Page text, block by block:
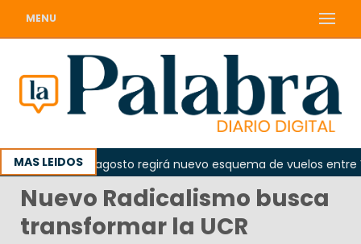
MENU
MAS LEIDOS
el 10 de agosto regirá nuevo esquema de vuelos entre
Nuevo Radicalismo busca
transformar la UCR